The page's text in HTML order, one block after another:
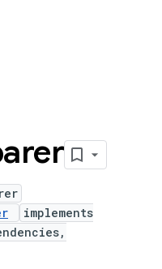
implements